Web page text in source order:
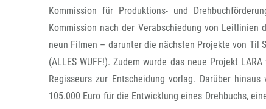
Kommission für Produktions- und
Kommission nach der Verabschiedung von Leitlinien
neun Filmen – darunter die nächsten Projekte von Til
(ALLES WUFF!). Zudem wurde das neue Projekt
Regisseurs zur Entscheidung vorlag. Darüber
105.000 Euro für die Entwicklung eines Drehbuchs,